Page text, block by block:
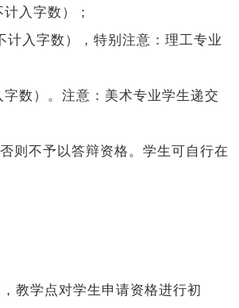
入字数）；
入字数），特别注意：理工专业
数）。注意：美术专业学生递交
则不予以答辩资格。学生可自行在
教学点对学生申请资格进行初